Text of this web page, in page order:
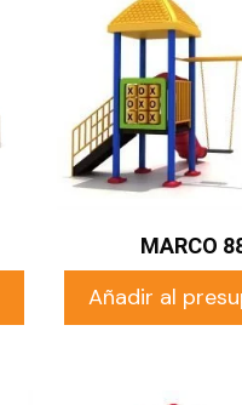
MARCO
Añadir al